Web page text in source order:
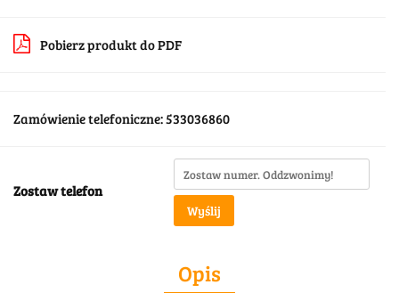
Pobierz produkt do PDF
Zamówienie telefoniczne: 533036860
Zostaw telefon
Wyślij
Opis